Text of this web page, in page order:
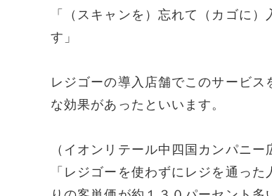
「（スキャンを）忘れて（カゴに
す」
レジゴーの導入店舗でこのサービ
な効果があったといいます。
（イオンリテール中四国カンパニ
「レジゴーを使わずにレジを通っ